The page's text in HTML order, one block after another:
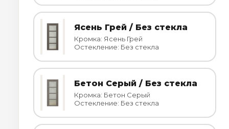
Ясень Грей / Без стекла
Кромка: Ясень Грей
Остекление: Без стекла
Бетон Серый / Без стекла
Кромка: Бетон Серый
Остекление: Без стекла